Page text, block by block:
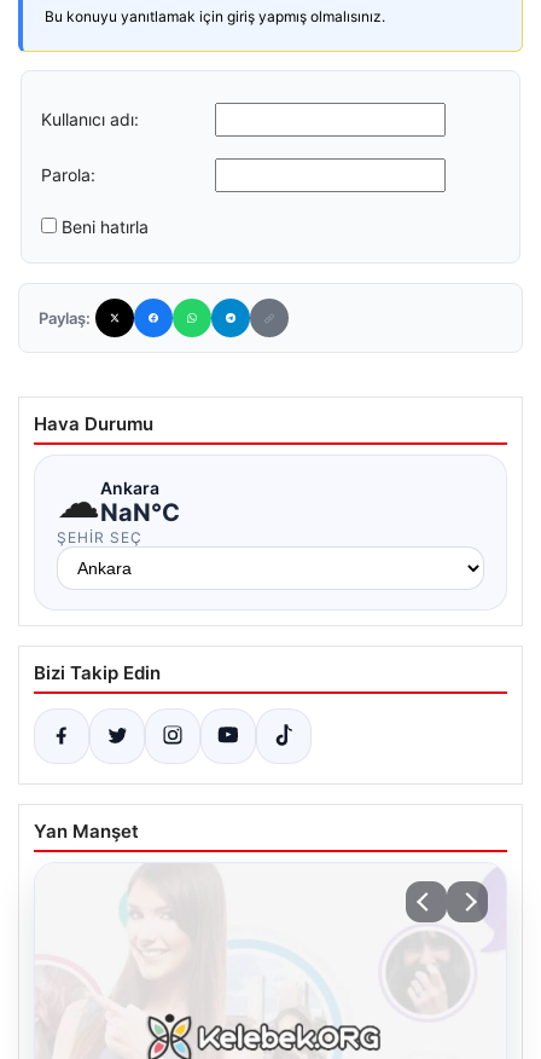
Bu konuyu yanıtlamak için giriş yapmış olmalısınız.
Kullanıcı adı:
Parola:
Beni hatırla
Paylaş:
Hava Durumu
☁Ankara
NaN°C
ŞEHIR SEÇ
Bizi Takip Edin
Yan Manşet